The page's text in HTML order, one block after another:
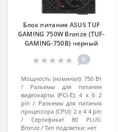
Блок питания ASUS TUF
GAMING 750W Bronze (TUF-
GAMING-750B) черный
0
Мощность (номинал): 750 Вт
Разъемы для питания
видеокарты (PCI-E): 4 x 6 2
pin
Разъемы для питания
процессора (CPU): 2 x 4 4 pin
Сертификат 80 PLUS:
Bronze
Тип подсветки: нет